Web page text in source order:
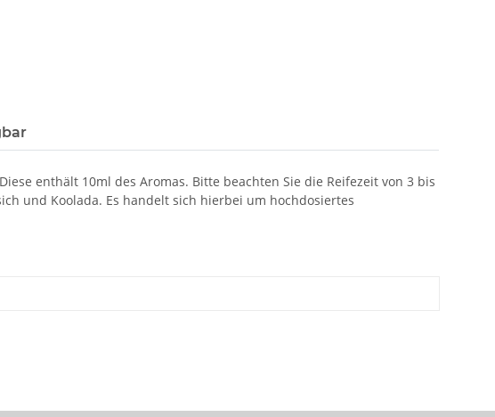
enthält 10ml des Aromas. Bitte beachten Sie die Reifezeit von 3 bis
und Koolada. Es handelt sich hierbei um hochdosiertes